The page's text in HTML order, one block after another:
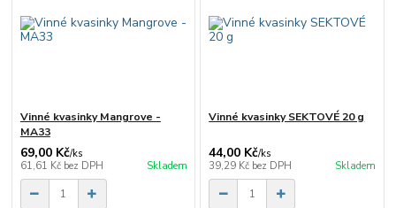
Vinné kvasinky Mangrove -
MA33
69,00 Kč/ks
61,61 Kč bez DPH Skladem
Vinné kvasinky SEKTOVÉ 20 g
44,00 Kč/ks
39,29 Kč bez DPH Skladem